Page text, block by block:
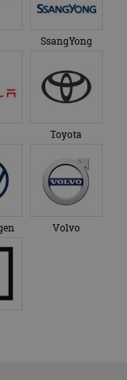
SsangYong
Toyota
Volvo